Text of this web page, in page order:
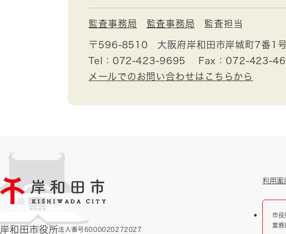
監査事務局 監査事務局 監査担当
〒596-8510
大阪府岸和田市岸城町7番1
Tel：072-423-9695
Fax：072-423-
メールでのお問い合わせはこちらから
岸和田市役所法人番号6000020272027
利用案
市役
業務